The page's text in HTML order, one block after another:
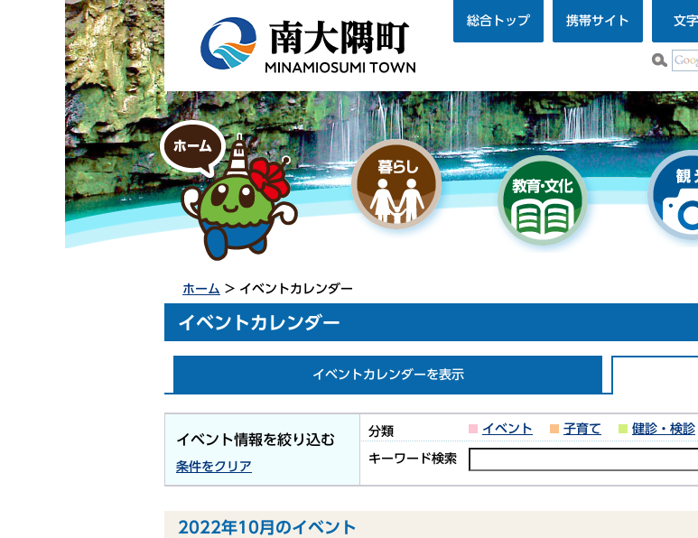
総合トップ 携帯サイト 文
ホーム > イベントカレンダー
イベントカレンダー
イベントカレンダーを表示
イベント情報を絞り込む
条件をクリア
分類 イベント 子育て 健診・検診
キーワード検索
2022年10月のイベント